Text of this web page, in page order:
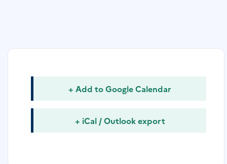
+ Add to Google Calendar
+ iCal / Outlook export